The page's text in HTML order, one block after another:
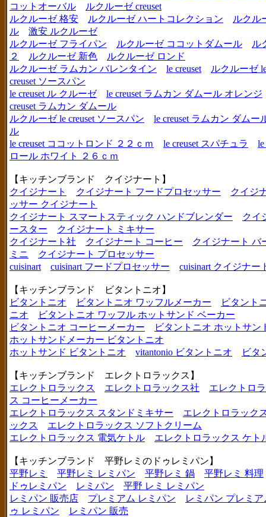
コットオーバル
ルクルーゼ creuset
ルクルーゼ 格安
ルクルーゼ ハートコレクション
ルクル
ル
激安 ルクルーゼ
ルクルーゼ フライパン
ルクルーゼ ココットダムール
ル
２
ルクルーゼ 新色
ルクルーゼ ロンド
ルクルーゼ ラムカン バレンタイン
le creuset
ルクルーゼ
creuset ソースパン
le creuset ル クルーゼ
le creuset ラムカン ダムール オレンジ
creuset ラムカン ダムール
ルクルーゼ le creuset ソースパン
le creuset ラムカン ダム
ル
le creuset ココットロンド ２２ｃｍ
le creuset スパチュラ
le
ロール ホワイト ２６ｃｍ
【キッチンブランド クイジナート】
クイジナート
クイジナート フードプロセッサー
クイジ
ッサー クイジナート
クイジナート スマートスティック ハンドブレンダー
クイ
ースター
クイジナート ミキサー
クイジナート社
クイジナート コーヒー
クイジナート バ
ミニ
クイジナート プロセッサー
cuisinart
cuisinart フードプロセッサー cuisinart クイジナー
【キッチンブランド ビタントニオ】
ビタントニオ
ビタントニオ ワッフルメーカー
ビタント
ニオ
ビタントニオ ワッフル ホットサンド ベーカー
ビタントニオ コーヒーメーカー
ビタントニオ ホットサン
ホットサンドメーカー ビタントニオ
ホットサンド ビタントニオ
vitantonio ビタントニオ ビタ
【キッチンブランド エレクトロラックス】
エレクトロラックス
エレクトロラックス社
エレクトロ
ス コーヒーメーカー
エレクトロラックス スタンドミキサー
エレクトロラック
ックス
エレクトロラックス ソフトクリーム
エレクトロラックス 電気ケトル
エレクトロラックス ケト
【キッチンブランド 平野レミのドゥレミパン】
平野レミ
平野レミ レミパン 平野レミ 鍋
平野レミ 料理
ドゥレミパン
レミパン
平野 レミ レミパン
レミパン 販売店
プレミアム レミパン
レミパン プレミア
ゥ レミパン
レミパン 販売